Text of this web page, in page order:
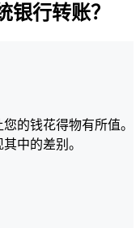
银行转账？
您的钱花得物有所值。
中的差别。